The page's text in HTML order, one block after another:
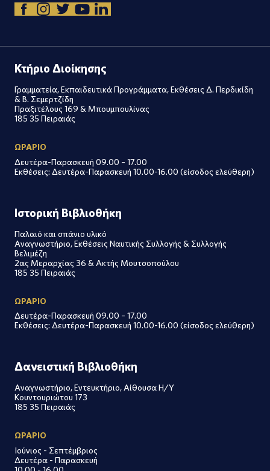
Κτήριο Διοίκησης
Γραμματεία, Εκπαιδευτικά Προγράμματα, Εκθέσεις Δ. Περδικίδη
& Β. Σεμερτζίδη
Πραξιτέλους 169 & Μπουμπουλίνας
185 35 Πειραιάς
ΩΡΑΡΙΟ
Δευτέρα-Παρασκευή 09.00 – 17.00
Εκθέσεις: Δευτέρα-Παρασκευή 10.00-16.00 (είσοδος ελεύθερη)
Ιστορική Βιβλιοθήκη
Παλαιό και σπάνιο υλικό
Αναγνωστήριο, Εκθέσεις Ναυτικής Συλλογής & Συλλογής
Βελιμέζη
2ας Μεραρχίας 36 & Ακτής Μουτσοπούλου
185 35 Πειραιάς
ΩΡΑΡΙΟ
Δευτέρα-Παρασκευή 09.00 – 17.00
Εκθέσεις: Δευτέρα-Παρασκευή 10.00-16.00 (είσοδος ελεύθερη)
Δανειστική Βιβλιοθήκη
Αναγνωστήριο, Εντευκτήριο, Αίθουσα Η/Υ
Κουντουριώτου 173
185 35 Πειραιάς
ΩΡΑΡΙΟ
Ιούνιος - Σεπτέμβριος
Δευτέρα - Παρασκευή